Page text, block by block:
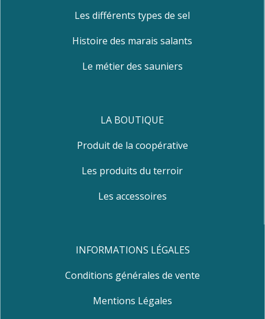
Les différents types de sel
Histoire des marais salants
Le métier des sauniers
LA BOUTIQUE
Produit de la coopérative
Les produits du terroir
Les accessoires
INFORMATIONS LÉGALES
Conditions générales de vente
Mentions Légales